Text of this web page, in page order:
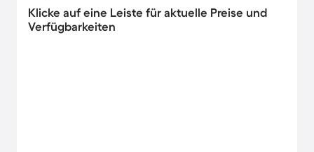
Klicke auf eine Leiste für aktuelle Preise und
Verfügbarkeiten